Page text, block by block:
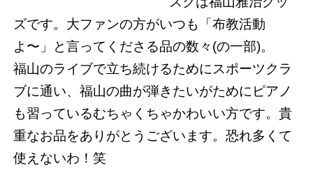
ズです。大ファンの方がいつも「布教活動
よ〜」と言ってくださる品の数々(の一部)。
福山のライブで立ち続けるためにスポーツクラ
ブに通い、福山の曲が弾きたいがためにピアノ
も習っているむちゃくちゃかわいい方です。貴
重なお品をありがとうございます。恐れ多くて
使えないわ！笑